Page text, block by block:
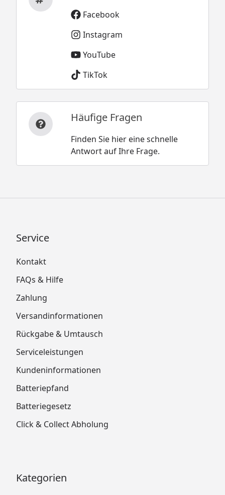
Facebook
Instagram
YouTube
TikTok
Häufige Fragen
Finden Sie hier eine schnelle
Antwort auf Ihre Frage.
Service
Kontakt
FAQs & Hilfe
Zahlung
Versandinformationen
Rückgabe & Umtausch
Serviceleistungen
Kundeninformationen
Batteriepfand
Batteriegesetz
Click & Collect Abholung
Kategorien